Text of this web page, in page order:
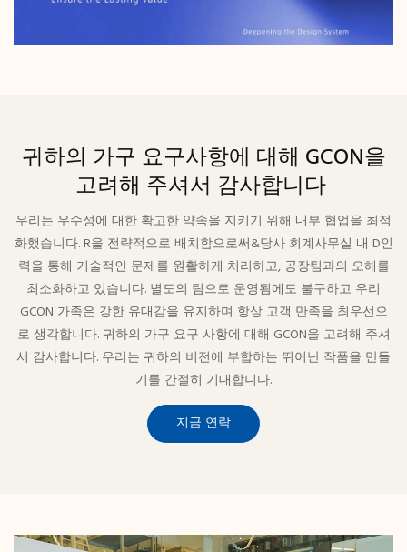
귀하의 가구 요구사항에 대해 GCON을
고려해 주셔서 감사합니다
우리는 우수성에 대한 확고한 약속을 지키기 위해 내부 협업을 최적
화했습니다. R을 전략적으로 배치함으로써&당사 회계사무실 내 D인
력을 통해 기술적인 문제를 원활하게 처리하고, 공장팀과의 오해를
최소화하고 있습니다. 별도의 팀으로 운영됨에도 불구하고 우리
GCON 가족은 강한 유대감을 유지하며 항상 고객 만족을 최우선으
로 생각합니다. 귀하의 가구 요구 사항에 대해 GCON을 고려해 주셔
서 감사합니다. 우리는 귀하의 비전에 부합하는 뛰어난 작품을 만들
기를 간절히 기대합니다.
지금 연락